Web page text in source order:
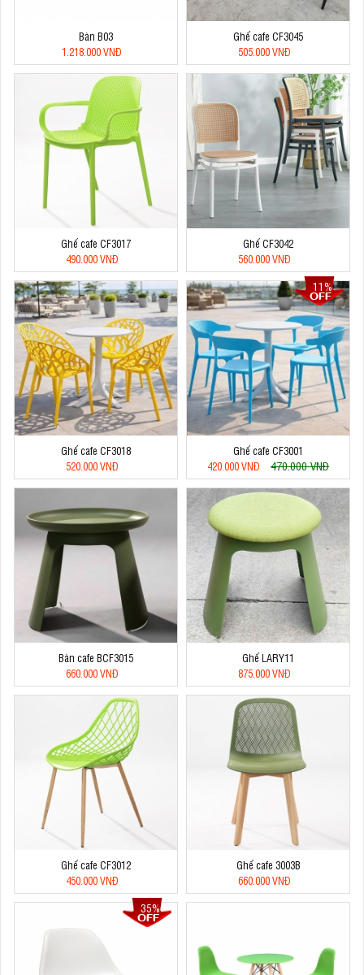
Bàn B03
1.218.000 VNĐ
Ghế cafe CF3045
505.000 VNĐ
Ghế cafe CF3017
490.000 VNĐ
Ghế CF3042
560.000 VNĐ
Ghế cafe CF3018
520.000 VNĐ
11%
Ghế cafe CF3001
420.000 VNĐ
470.000 VNĐ
Bàn cafe BCF3015
660.000 VNĐ
Ghế LARY11
875.000 VNĐ
Ghế cafe CF3012
450.000 VNĐ
Ghế cafe 3003B
660.000 VNĐ
35%